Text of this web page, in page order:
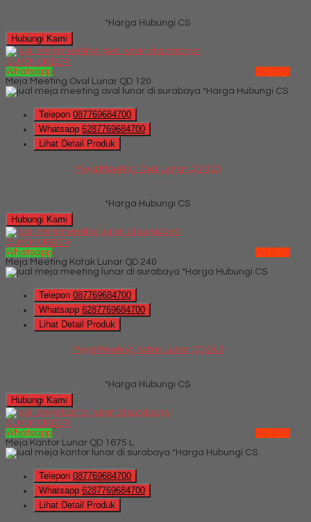
*Harga Hubungi CS
Hubungi Kami
QUICK ORDER
Whatsapp
via SMS
Meja Meeting Oval Lunar QD 120
*Harga Hubungi CS
Telepon 087769684700
Whatsapp 6287769684700
Lihat Detail Produk
Meja Meeting Oval Lunar QD 120
*Harga Hubungi CS
Hubungi Kami
QUICK ORDER
Whatsapp
via SMS
Meja Meeting Kotak Lunar QD 240
*Harga Hubungi CS
Telepon 087769684700
Whatsapp 6287769684700
Lihat Detail Produk
Meja Meeting Kotak Lunar QD 240
*Harga Hubungi CS
Hubungi Kami
QUICK ORDER
Whatsapp
via SMS
Meja Kantor Lunar QD 1675 L
*Harga Hubungi CS
Telepon 087769684700
Whatsapp 6287769684700
Lihat Detail Produk